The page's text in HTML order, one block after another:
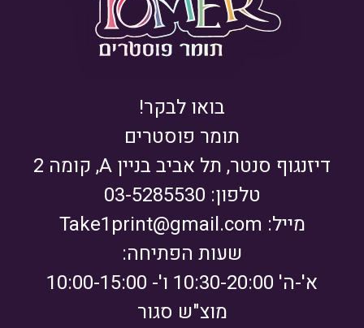
בואו לבקר!
תומר פוסטרים
דיזנגוף סנטר, תל אביב בניין A, קומה 2
טלפון: 03-5285530
מייל: Take1print@gmail.com
שעות הפתיחה:
א'-ה' 10:30-20:00 ו'- 10:00-15:00
מוצ"ש סגור